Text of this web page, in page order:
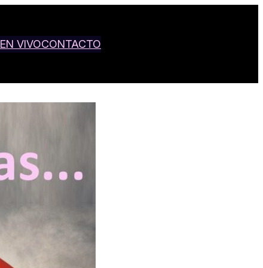
EN VIVOCONTACTO